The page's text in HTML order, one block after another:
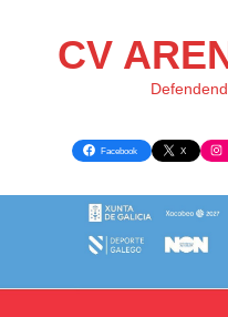
CV
Facebook X